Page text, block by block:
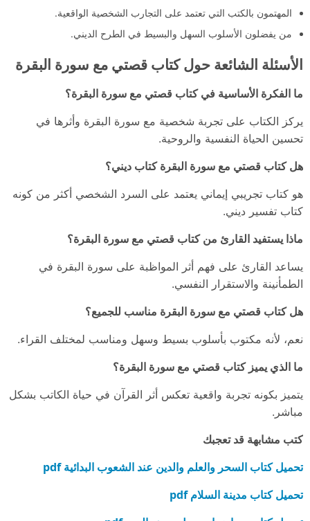
المهتمون بالكتب التي تعتمد على التجارب الشخصية الواقعية.
من يفضلون الأسلوب السهل والبسيط في الطرح الديني.
الأسئلة الشائعة حول كتاب قصتي مع سورة البقرة
ما الفكرة الأساسية في كتاب قصتي مع سورة البقرة؟
يركز الكتاب على تجربة شخصية مع سورة البقرة وأثرها في
تحسين الحياة النفسية والروحية.
هل كتاب قصتي مع سورة البقرة كتاب ديني؟
هو كتاب تجريبي إيماني يعتمد على السرد الشخصي أكثر من كونه
كتاب تفسير ديني.
ماذا يستفيد القارئ من كتاب قصتي مع سورة البقرة؟
يساعد القارئ على فهم أثر المواظبة على سورة البقرة في
الطمأنينة والاستقرار النفسي.
هل كتاب قصتي مع سورة البقرة مناسب للجميع؟
نعم، لأنه مكتوب بأسلوب بسيط وسهل ومناسب لمختلف القراء.
ما الذي يميز كتاب قصتي مع سورة البقرة؟
يتميز بكونه تجربة واقعية تعكس أثر القرآن في حياة الكاتب بشكل
مباشر.
كتب مشابهة قد تعجبك
تحميل كتاب السحر والعلم والدين عند الشعوب البدائية pdf
تحميل كتاب مدينة السلام pdf